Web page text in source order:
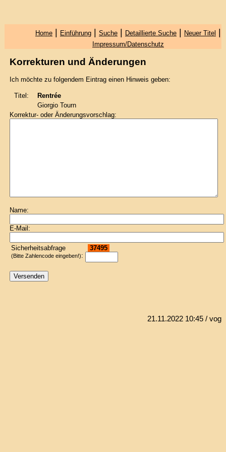
Home| Einführung| Suche| Detaillierte Suche| Neuer Titel |
Impressum/Datenschutz
Korrekturen und Änderungen
Ich möchte zu folgendem Eintrag einen Hinweis geben:
Titel:
Rentrée
Giorgio Tourn
Korrektur- oder Änderungsvorschlag:
Name:
E-Mail:
Sicherheitsabfrage
(Bitte Zahlencode eingeben!):
37495
21.11.2022 10:45 / vog